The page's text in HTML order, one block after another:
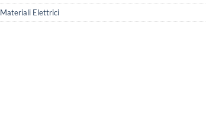
Materiali Elettrici